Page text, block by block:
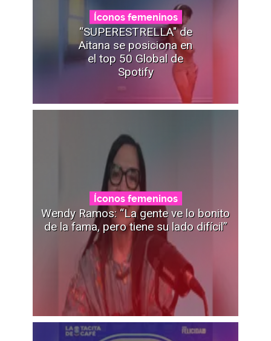
Íconos femeninos
“SUPERESTRELLA" de
Aitana se posiciona en
el top 50 Global de
Spotify
Íconos femeninos
Wendy Ramos: “La gente ve lo bonito
de la fama, pero tiene su lado difícil”